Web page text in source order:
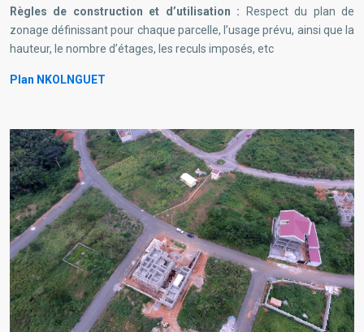
Règles de construction et d’utilisation : Respect du plan de
zonage définissant pour chaque parcelle, l’usage prévu, ainsi que la
hauteur, le nombre d’étages, les reculs imposés, etc
Plan NKOLNGUET